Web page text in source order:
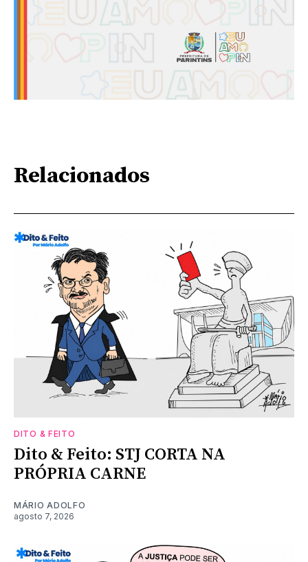
Relacionados
DITO & FEITO
Dito & Feito: STJ CORTA NA
PRÓPRIA CARNE
MÁRIO ADOLFO
agosto 7, 2026